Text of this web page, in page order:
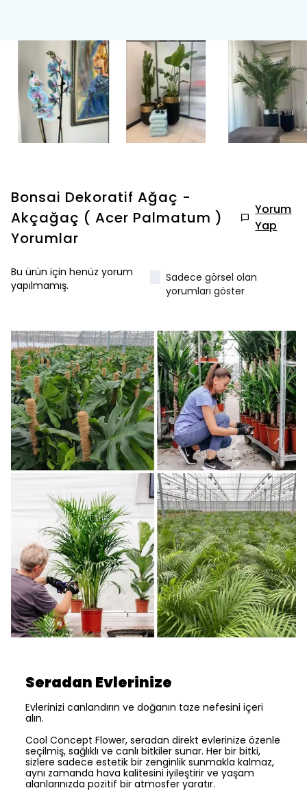
Bonsai Dekoratif Ağaç -
Akçağaç ( Acer Palmatum )
Yorumlar
Yorum
Yap
Bu ürün için henüz yorum
yapılmamış.
Sadece görsel olan
yorumları göster
Seradan Evlerinize
Evlerinizi canlandırın ve doğanın taze nefesini içeri
alın.
Cool Concept Flower, seradan direkt evlerinize özenle
seçilmiş, sağlıklı ve canlı bitkiler sunar. Her bir bitki,
sizlere sadece estetik bir zenginlik sunmakla kalmaz,
aynı zamanda hava kalitesini iyileştirir ve yaşam
alanlarınızda pozitif bir atmosfer yaratır.